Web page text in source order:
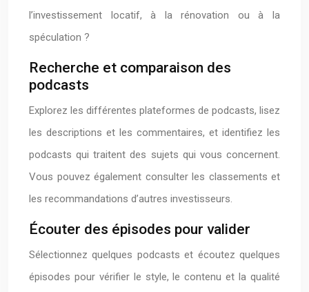
l’investissement locatif, à la rénovation ou à la
spéculation ?
Recherche et comparaison des
podcasts
Explorez les différentes plateformes de podcasts, lisez
les descriptions et les commentaires, et identifiez les
podcasts qui traitent des sujets qui vous concernent.
Vous pouvez également consulter les classements et
les recommandations d’autres investisseurs.
Écouter des épisodes pour valider
Sélectionnez quelques podcasts et écoutez quelques
épisodes pour vérifier le style, le contenu et la qualité